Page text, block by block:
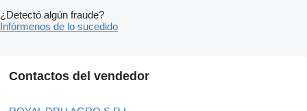
¿Detectó algún fraude?
Infórmenos de lo sucedido
Contactos del vendedor